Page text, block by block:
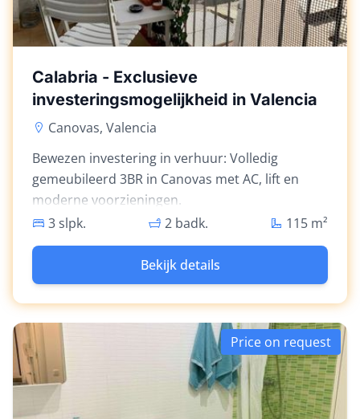
Calabria - Exclusieve
investeringsmogelijkheid in Valencia
Canovas, Valencia
Bewezen investering in verhuur: Volledig
gemeubileerd 3BR in Canovas met AC, lift en
moderne voorzieningen.
3 slpk.
2 badk. 115 m²
Bekijk details
Price on request